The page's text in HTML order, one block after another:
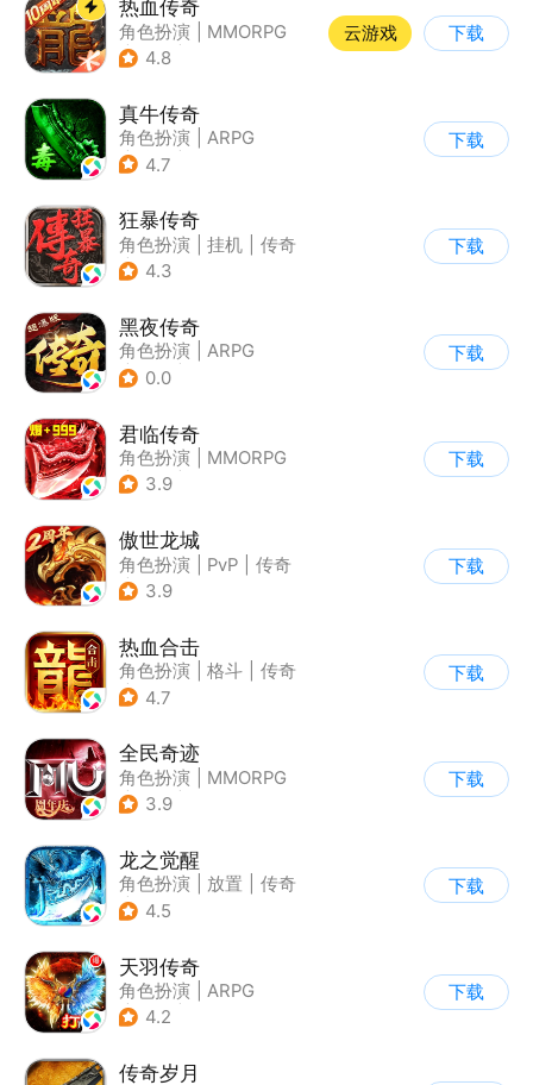
热血传奇
角色扮演
MMORPG
| 传奇
4.8
云游戏 下载
真牛传奇
角色扮演
ARPG
| 传奇
4.7
下载
狂暴传奇
角色扮演 挂机
传奇
| 怀旧
4.3
下载
黑夜传奇
角色扮演
ARPG
| 传奇
0.0
下载
君临传奇
角色扮演
MMORPG
| 传奇
3.9
下载
傲世龙城
角色扮演 PvP
传奇
| 千人同屏
3.9
下载
热血合击
角色扮演 格斗
传奇
| 千人同屏
4.7
下载
全民奇迹
角色扮演
MMORPG
| 奇幻
3.9
下载
龙之觉醒
角色扮演 放置
传奇
| 千人同屏
4.5
下载
天羽传奇
角色扮演
ARPG
| 传奇
4.2
下载
传奇岁月